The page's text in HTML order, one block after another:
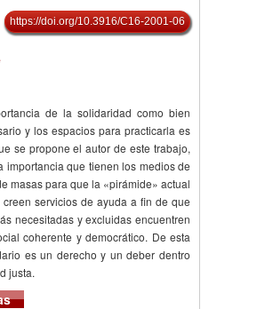
https://doi.org/10.3916/C16-2001-06
de la solidaridad como bien
y los espacios para practicarla es
se propone el autor de este trabajo,
importancia que tienen los medios de
masas para que la «pirámide» actual
servicios de ayuda a fin de que
necesitadas y excluidas encuentren
coherente y democrático. De esta
es un derecho y un deber dentro
justa.